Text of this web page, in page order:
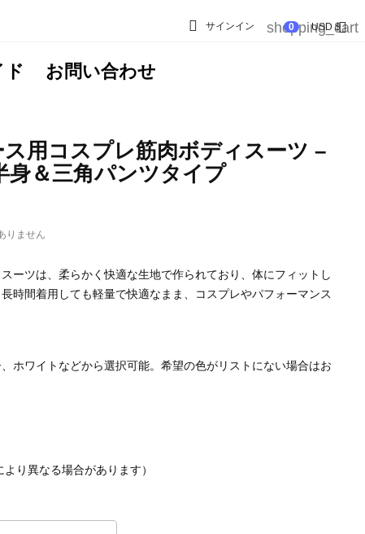
 サインイン shopping_cart
0 USD $
ド お問い合わせ
用コスプレ筋肉ボディスーツ –
身＆三角パンツタイプ
りません
ーツは、柔らかく快適な生地で作られており、体にフィットし
時間着用しても軽量で快適なまま、コスプレやパフォーマンス
ホワイトなどから選択可能。希望の色がリストにない場合はお
り異なる場合があります）